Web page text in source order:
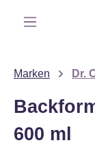
Marken Dr.
600 ml